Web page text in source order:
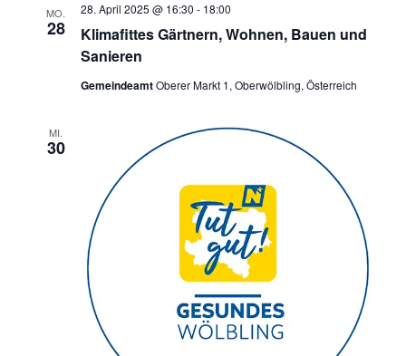
MO.
28
Klimafittes Gärtnern, Wohnen, Bauen und
Sanieren
28. April 2025 @ 16:30 - 18:00
GemeindeamtOberer Markt 1, Oberwölbling, Österreich
MI.
30